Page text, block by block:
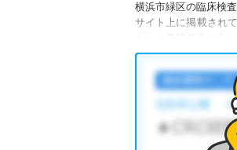
横浜市緑区の臨床検
サイト上に掲載され
横浜市緑区の臨床検
積極採用中・残
他の条件でも人気の
全国の臨床検査技師